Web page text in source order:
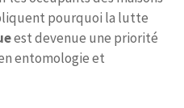
pourquoi la lutte
est devenue une priorité
entomologie et